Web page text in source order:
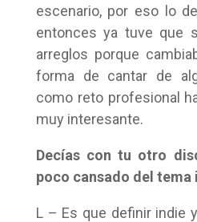
escenario, por eso lo
entonces ya tuve que
arreglos porque
forma de cantar de
como reto profesional
muy interesante.
Decías con tu otro
poco cansado del tema
L – Es que definir indie